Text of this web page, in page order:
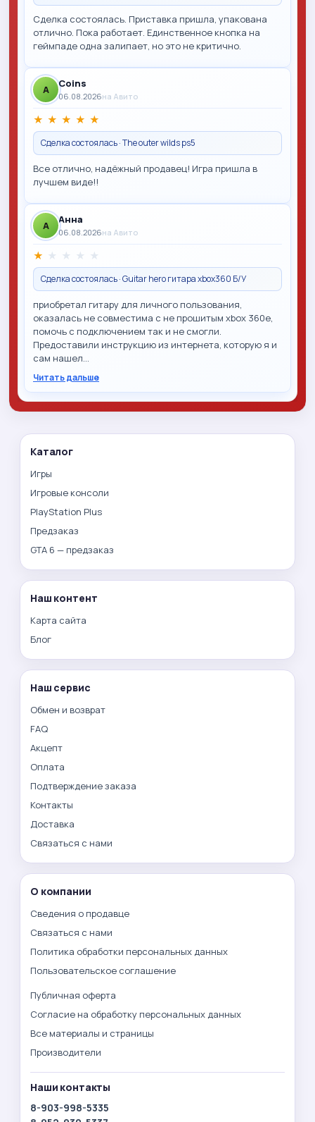
Сделка состоялась. Приставка пришла, упакована
отлично. Пока работает. Единственное кнопка на
геймпаде одна залипает, но это не критично.
A Coins
06.08.2026на Авито
★ ★ ★ ★ ★
Сделка состоялась · The outer wilds ps5
Все отлично, надёжный продавец! Игра пришла в
лучшем виде!!
A Анна
06.08.2026на Авито
★ ★ ★ ★ ★
Сделка состоялась · Guitar hero гитара xbox360 Б/У
приобретал гитару для личного пользования,
оказалась не совместима с не прошитым xbox 360e,
помочь с подключением так и не смогли.
Предоставили инструкцию из интернета, которую я и
сам нашел…
Читать дальше
Каталог
Игры
Игровые консоли
PlayStation Plus
Предзаказ
GTA 6 — предзаказ
Наш контент
Карта сайта
Блог
Наш сервис
Обмен и возврат
FAQ
Акцепт
Оплата
Подтверждение заказа
Контакты
Доставка
Связаться с нами
О компании
Сведения о продавце
Связаться с нами
Политика обработки персональных данных
Пользовательское соглашение
Публичная оферта
Согласие на обработку персональных данных
Все материалы и страницы
Производители
Наши контакты
8-903-998-5335